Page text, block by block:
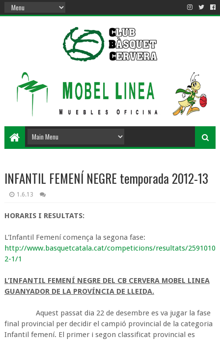
INFANTIL FEMENÍ NEGRE temporada 2012-13
1.6.13
HORARIS I RESULTATS:
L'Infantil Femení comença la segona fase:
http://www.basquetcatala.cat/competicions/resultats/2591010
2-1/1
L’INFANTIL FEMENÍ NEGRE DEL CB CERVERA MOBEL LINEA
GUANYADOR DE LA PROVÍNCIA DE LLEIDA.
Aquest passat dia 22 de desembre es va jugar la fase
final provincial per decidir el campió provincial de la categoria
Infantil femení. El primer i segon classificat provincial es